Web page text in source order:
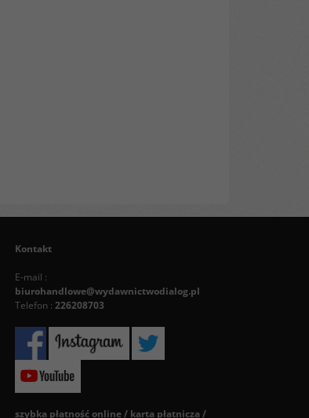
Kontakt
E-mail :
biurohandlowe@wydawnictwodialog.pl
Telefon : 226208703
szybka płatność online / karta płatnicza /